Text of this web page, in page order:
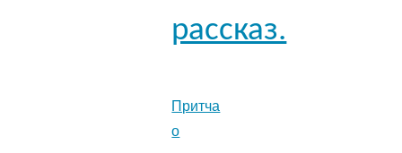
рассказ.
Притча
о